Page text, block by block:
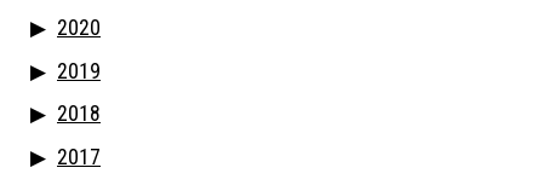
2020
2019
2018
2017